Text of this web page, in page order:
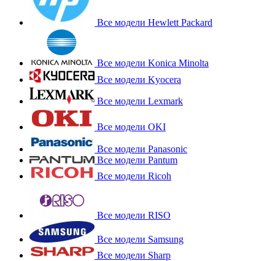
Все модели Hewlett Packard
Все модели Konica Minolta
Все модели Kyocera
Все модели Lexmark
Все модели OKI
Все модели Panasonic
Все модели Pantum
Все модели Ricoh
Все модели RISO
Все модели Samsung
Все модели Sharp